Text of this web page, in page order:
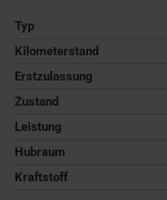
Typ
Kilometerstand
Erstzulassung
Zustand
Leistung
Hubraum
Kraftstoff